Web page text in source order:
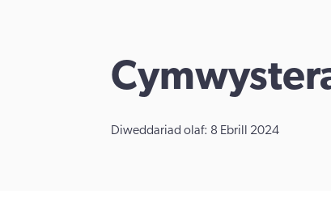
Diweddariad olaf: 8 Ebrill 2024